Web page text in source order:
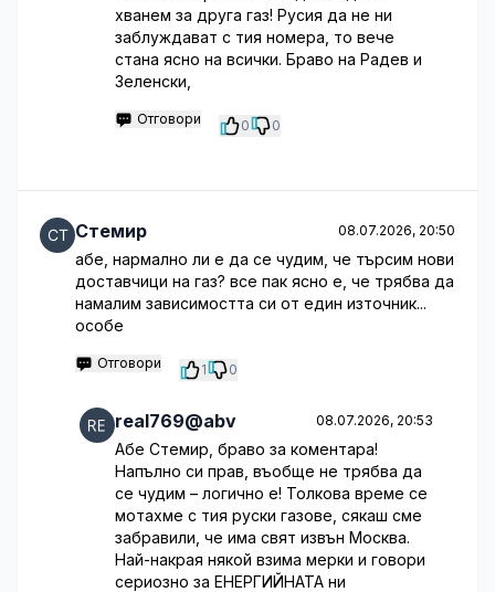
хванем за друга газ! Русия да не ни
заблуждават с тия номера, то вече
стана ясно на всички. Браво на Радев и
Зеленски,
Отговори 0 0
Стемир 08.07.2026, 20:50
абе, нармално ли е да се чудим, че търсим нови
доставчици на газ? все пак ясно е, че трябва да
намалим зависимостта си от един източник...
особе
Отговори 1 0
real769@abv 08.07.2026, 20:53
Абе Стемир, браво за коментара!
Напълно си прав, въобще не трябва да
се чудим – логично е! Толкова време се
мотахме с тия руски газове, сякаш сме
забравили, че има свят извън Москва.
Най-накрая някой взима мерки и говори
сериозно за ЕНЕРГИЙНАТА ни